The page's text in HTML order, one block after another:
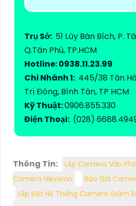
Trụ Sở: 51 Lũy Bán Bích, P.
Q.Tân Phú, TP.HCM
Hotline: 0938.11.23.99
Chi Nhánh 1: 445/38 Tân
Trị Đông, Bình Tân, TP HCM
Kỹ Thuật:0906.855.330
Điện Thoại: (028)
Thông Tin: Lắp Camera Văn
Camera Hikvision
Báo Giá
Lắp Đặt Hệ Thống Camera Giám